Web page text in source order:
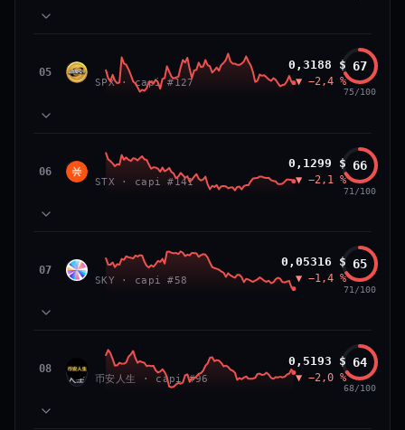
−84,0 % #26
66/100
81
TECHNIQUE 87
VOLUME 71
39
NEWS
momentum 24 h dégradé (−2,7 %) et volume 24 h atone
(0,3 % de sa capitalisation échangés).
CAP. MARCHÉ
VAR. 7 J
−12,5 %
VAR. 30 J
−14,0 %
VS ATH
05 SPX SPX6900
SPX · capi #127
0,3188 $
▼ −2,4 %
67
75/100
83
TECHNIQUE 64
VOLUME 72
52
NEWS
h atone (1,0 % de sa capitalisation échangés).
297 M$
06 STX Stacks
STX · capi #141
0,1299 $
▼ −2,1 %
66
71/100
83
TECHNIQUE 81
VOLUME 54
52
NEWS
07 SKY Sky
SKY · capi #58
0,05316 $
▼ −1,4 %
65
71/100
65
TECHNIQUE 90
VOLUME 72
52
NEWS
08
币安
人生
币安人生 (BinanceLife)
币安人生 · capi #96
0,5193 $
▼ −2,0 %
64
68/100